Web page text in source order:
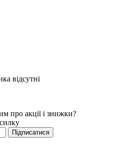
відсутні
про акції і знижки?
Підписатися